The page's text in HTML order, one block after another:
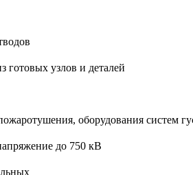
готовых узлов и деталей
оборудования систем
до 750 кВ